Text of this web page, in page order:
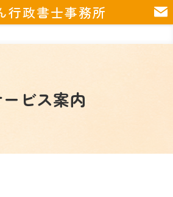
行政書士事務所
ビス案内